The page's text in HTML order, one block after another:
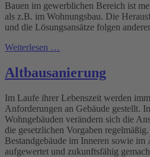
Bauen im gewerblichen Bereich ist
als z.B. im Wohnungsbau. Die
und die Lösungsansätze folgen
Weiterlesen …
Altbausanierung
Im Laufe ihrer Lebenszeit werden
Anforderungen an Gebäude gestellt.
Wohngebäuden verändern sich die
die gesetzlichen Vorgaben
Bestandgebäude im Inneren sowie im
aufgewertet und zukunftsfähig